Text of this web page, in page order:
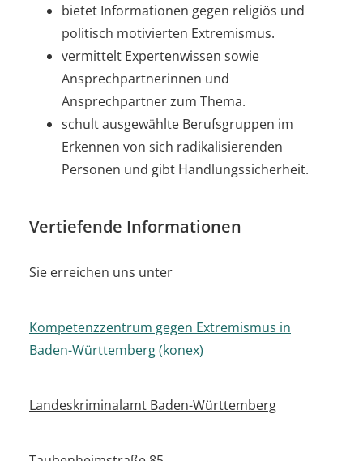
bietet Informationen gegen religiös und
politisch motivierten Extremismus.
vermittelt Expertenwissen sowie
Ansprechpartnerinnen und
Ansprechpartner zum Thema.
schult ausgewählte Berufsgruppen im
Erkennen von sich radikalisierenden
Personen und gibt Handlungssicherheit.
Vertiefende Informationen
Sie erreichen uns unter
Kompetenzzentrum gegen Extremismus in
Baden-Württemberg (konex)
Landeskriminalamt Baden-Württemberg